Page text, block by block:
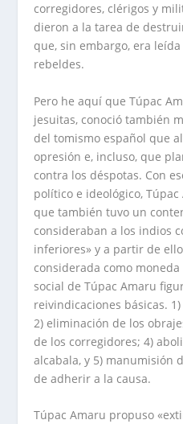
corregidores, clérigos y
dieron a la tarea de
que, sin embargo, era
rebeldes.
Pero he aquí que Túpac
jesuitas, conoció también
del tomismo español que
opresión e, incluso, que
contra los déspotas. Con
político e ideológico,
que también tuvo un
consideraban a los indios
inferiores» y a partir de
considerada como
social de Túpac Amaru
reivindicaciones básicas.
2) eliminación de los
de los corregidores; 4)
alcabala, y 5) manumisión
de adherir a la causa.
Túpac Amaru propuso